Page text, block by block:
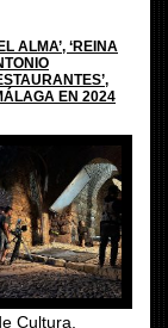
ALMA’, ‘REINA
EN 2024
Cultura,